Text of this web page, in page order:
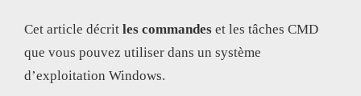
Cet article décrit les commandes et les tâches CMD
que vous pouvez utiliser dans un système
d’exploitation Windows.